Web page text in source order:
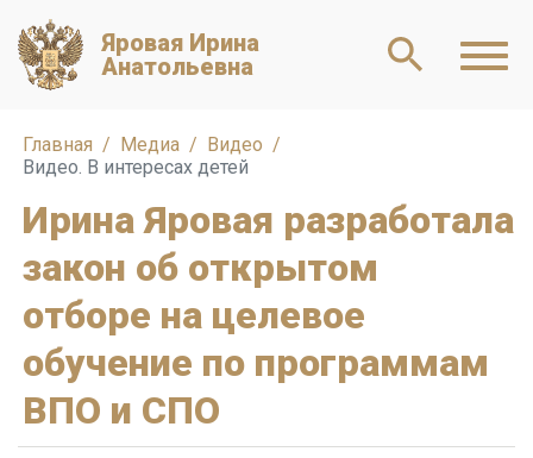
Яровая Ирина
Анатольевна
Главная Медиа
Видео
Видео. В интересах детей
Ирина Яровая разработала
закон об открытом
отборе на целевое
обучение по программам
ВПО и СПО